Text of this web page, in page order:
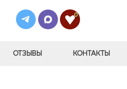
0
ОТЗЫВЫ КОНТАКТЫ